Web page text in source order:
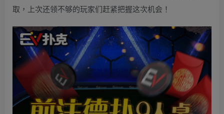
取，上次还领不够的玩家们赶紧把握这次机会！